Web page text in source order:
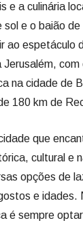
e a culinária
sol e o baião
ao espetáculo
na cidade de
180 km de
que
cultural e
opções de
e idades.
é sempre